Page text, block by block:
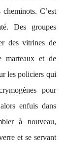
C’est
Des groupes
des vitrines de
marteaux et de
les policiers qui
pour
enfuis dans
à nouveau,
et se servant